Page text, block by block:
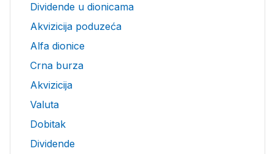
Dividende u dionicama
Akvizicija poduzeća
Alfa dionice
Crna burza
Akvizicija
Valuta
Dobitak
Dividende